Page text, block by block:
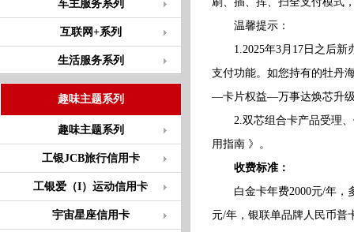
车主服务系列
互联网+系列
生活服务系列
趣味主题系列
趣味主题系列
工银JCB旅行信用卡
工银爱（I）运动信用卡
宇宙星座信用卡
温馨提示：
1.2025年3月17日之后新
支付功能。如您持有的牡丹
—卡片权益—万事达焕芯升
2.双芯组合卡产品受理、
用指南 》。
收费标准：
白金卡年费2000元/年，多
元/年，银联单品牌人民币普